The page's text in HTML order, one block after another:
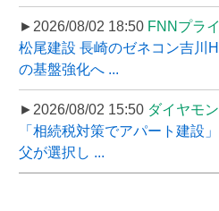
►2026/08/02 18:50 FNNプラ
松尾建設 長崎のゼネコン吉川
の基盤強化へ ...
►2026/08/02 15:50 ダイヤモ
「相続税対策でアパート建設
父が選択し ...